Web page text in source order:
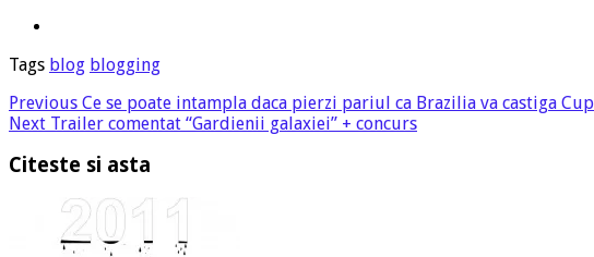
Tags blog blogging
Previous Ce se poate intampla daca pierzi pariul ca Brazilia va castiga
Next Trailer comentat “Gardienii galaxiei” + concurs
Citeste si asta